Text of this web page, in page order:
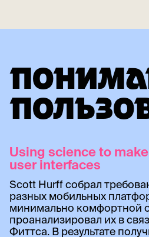
Using science to
user interfaces
Scott Hurff собрал
разных мобильных
минимально комфортной
проанализировал их в
Фиттса. В результате